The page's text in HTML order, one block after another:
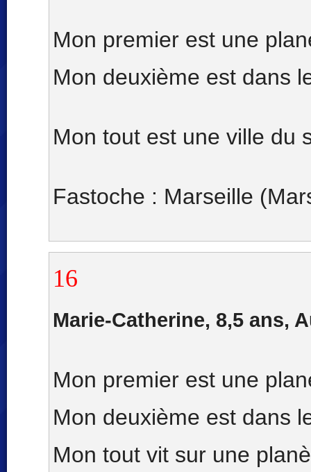
Mon premier est une
Mon deuxième est dans
Mon tout est une ville du
Fastoche : Marseille
16
Marie-Catherine, 8,5 ans,
Mon premier est une
Mon deuxième est dans
Mon tout vit sur une